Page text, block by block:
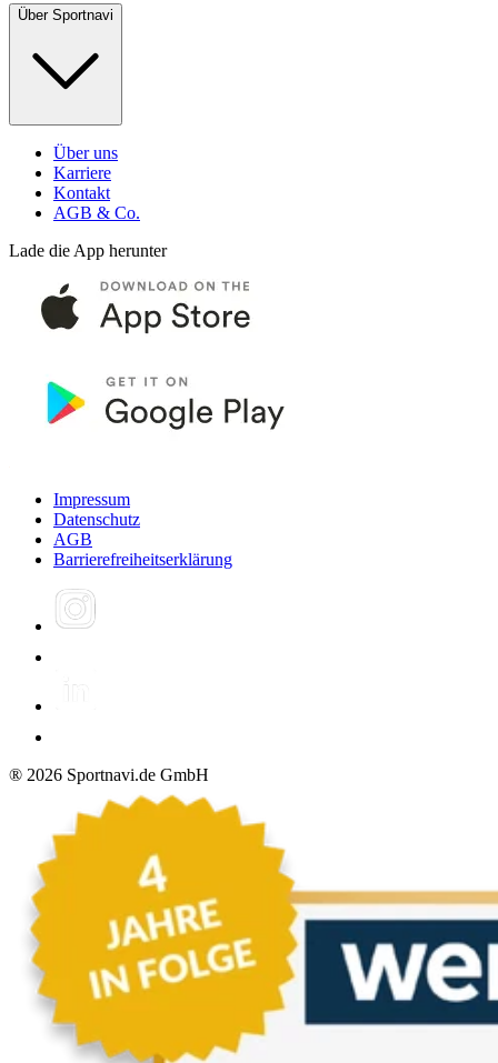
Über Sportnavi
Über uns
Karriere
Kontakt
AGB & Co.
Lade die App herunter
Impressum
Datenschutz
AGB
Barrierefreiheitserklärung
® 2026 Sportnavi.de GmbH